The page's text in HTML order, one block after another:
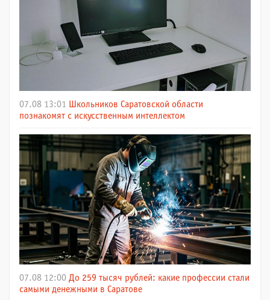
07.08 13:01
Школьников Саратовской области
познакомят с искусственным интеллектом
07.08 12:00 До 259 тысяч рублей: какие профессии стали
самыми денежными в Саратове